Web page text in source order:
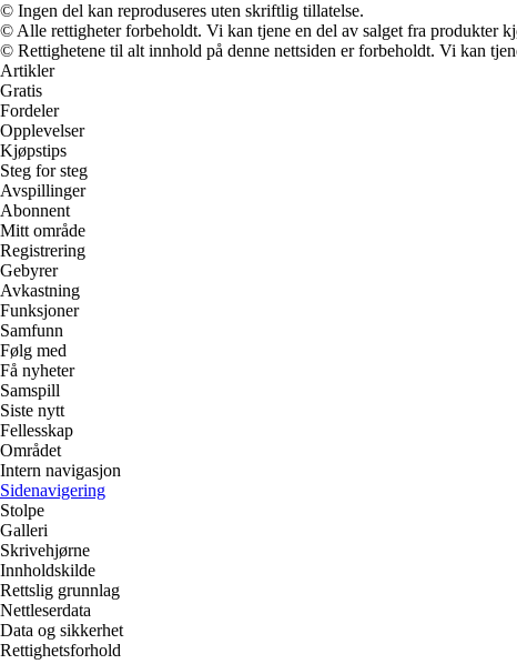
© Ingen del kan reproduseres uten skriftlig tillatelse.
© Alle rettigheter forbeholdt. Vi kan tjene en del av salget fra produkter
© Rettighetene til alt innhold på denne nettsiden er forbeholdt. Vi kan
Artikler
Gratis
Fordeler
Opplevelser
Kjøpstips
Steg for steg
Avspillinger
Abonnent
Mitt område
Registrering
Gebyrer
Avkastning
Funksjoner
Samfunn
Følg med
Få nyheter
Samspill
Siste nytt
Fellesskap
Området
Intern navigasjon
Sidenavigering
Stolpe
Galleri
Skrivehjørne
Innholdskilde
Rettslig grunnlag
Nettleserdata
Data og sikkerhet
Rettighetsforhold